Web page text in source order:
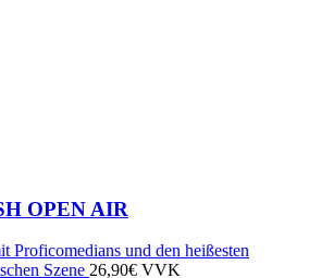
OPEN AIR
Proficomedians und den heißesten
Szene 26,90€ VVK